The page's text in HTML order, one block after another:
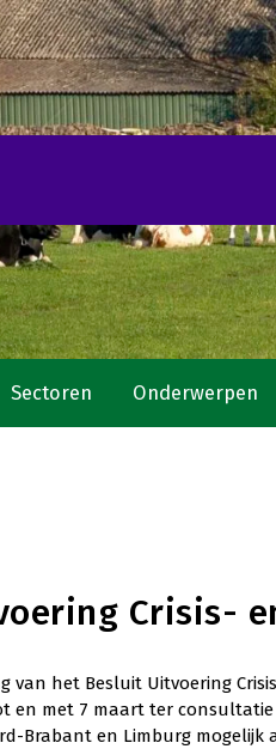
Sectoren Onderwerpen
Crisis-
van het Besluit Uitvoering
en met 7 maart ter
Brabant en Limburg mogelijk